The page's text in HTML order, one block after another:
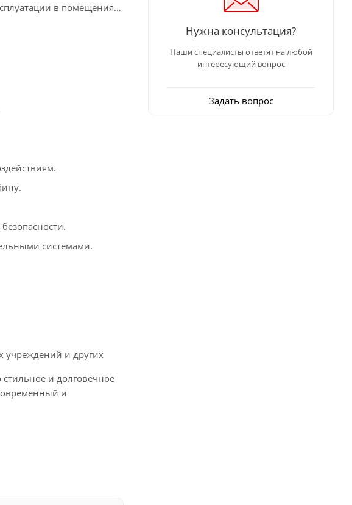
в помещениях
системами.
учреждений и других
и долговечное
и
Нужна консультация?
Наши специалисты ответят на любой
интересующий вопрос
Задать вопрос